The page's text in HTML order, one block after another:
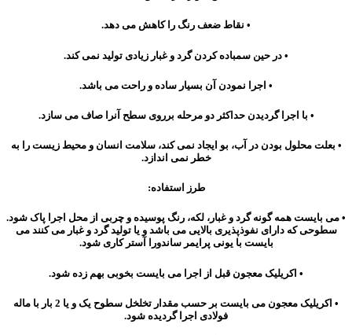
• نقاط ضعف رنگ را کاهش می دهد.
• در حین سمباده کردن گرد و غبار زیادی تولید نمی کند.
• اجرا نمودن آن بسیار ساده و راحت می باشد.
• با اجرا گردیدن حداکثر دو مرحله برروی سطح آنرا صاف می سازد.
• بعلت محلول بودن در آب، بو ایجاد نمی کند، سلامت انسان و محیط زیست را به
خطر نمی اندازد.
طرز استفاده:
• می بایست همه گونه گرد و غبار، لکه، رنگ پوسیده و چربی از محل اجرا پاک شود.
سطوحی که دارای نفوذپذیری بالایی می باشد و یا تولید گرد و غبار می کنند می
بایست با یونی پرایمر ساندورا آستر کاری شود.
• اکریلیک معجون قبل از اجرا می بایست بخوبی بهم زده شود.
• اکریلیک معجون می بایست بر حسب مقدار تخلخل سطوح یک و یا 2 بار با ماله
فولادی اجرا گردیده شود.